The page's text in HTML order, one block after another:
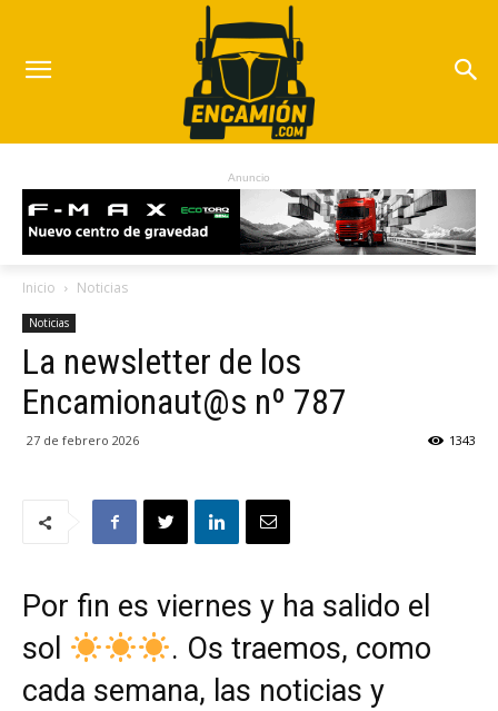
Anuncio
Inicio Noticias
Noticias
La newsletter de los
Encamionaut@s nº 787
27 de febrero 2026 1343
Por fin es viernes y ha salido el
sol
. Os traemos, como
cada semana, las noticias y